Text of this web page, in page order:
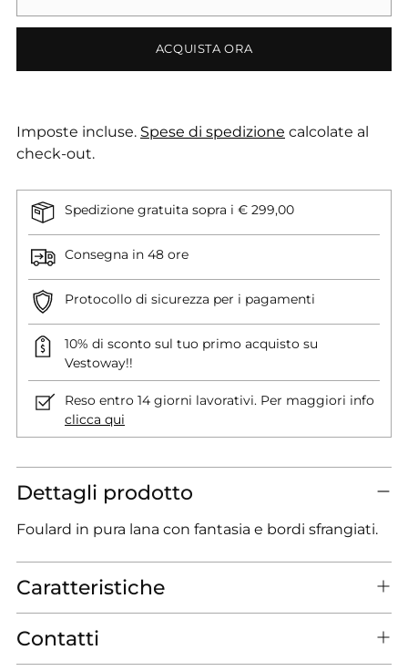
ACQUISTA ORA
Imposte incluse. Spese di spedizione calcolate al
check-out.
Spedizione gratuita sopra i € 299,00
Consegna in 48 ore
Protocollo di sicurezza per i pagamenti
10% di sconto sul tuo primo acquisto su
Vestoway!!
Reso entro 14 giorni lavorativi. Per maggiori info
clicca qui
Dettagli prodotto
Foulard in pura lana con fantasia e bordi sfrangiati.
Caratteristiche
Contatti